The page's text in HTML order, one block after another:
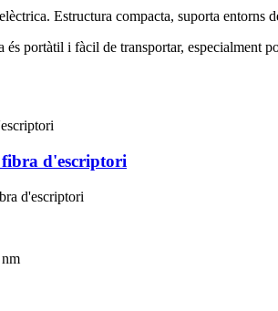
Estructura compacta, suporta entorns
portàtil i fàcil de transportar, especialment
fibra d'escriptori
d'escriptori